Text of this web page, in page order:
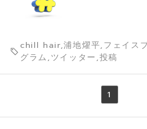
chill hair,浦地燿平,フェイス
グラム,ツイッター,投稿
1